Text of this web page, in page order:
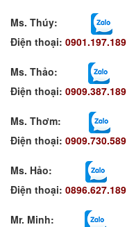
Ms. Thúy:
Điện thoại: 0901.197.189
Ms. Thảo:
Điện thoại: 0909.387.189
Ms. Thơm:
Điện thoại: 0909.730.589
Ms. Hảo:
Điện thoại: 0896.627.189
Mr. Minh: